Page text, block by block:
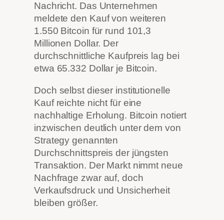
Nachricht. Das Unternehmen
meldete den Kauf von weiteren
1.550 Bitcoin für rund 101,3
Millionen Dollar. Der
durchschnittliche Kaufpreis lag bei
etwa 65.332 Dollar je Bitcoin.
Doch selbst dieser institutionelle
Kauf reichte nicht für eine
nachhaltige Erholung. Bitcoin notiert
inzwischen deutlich unter dem von
Strategy genannten
Durchschnittspreis der jüngsten
Transaktion. Der Markt nimmt neue
Nachfrage zwar auf, doch
Verkaufsdruck und Unsicherheit
bleiben größer.